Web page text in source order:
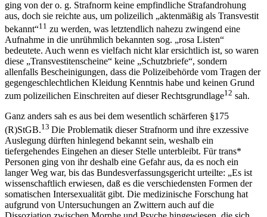
ging von der o. g. Strafnorm keine empfindliche Strafandrohung
aus, doch sie reichte aus, um polizeilich „aktenmäßig als Transvestit
bekannt“11 zu werden, was letztendlich nahezu zwingend eine
Aufnahme in die unrühmlich bekannten sog. „rosa Listen“
bedeutete. Auch wenn es vielfach nicht klar ersichtlich ist, so waren
diese „Transvestitenscheine“ keine „Schutzbriefe“, sondern
allenfalls Bescheinigungen, dass die Polizeibehörde vom Tragen der
gegengeschlechtlichen Kleidung Kenntnis habe und keinen Grund
zum polizeilichen Einschreiten auf dieser Rechtsgrundlage12 sah.
Ganz anders sah es aus bei dem wesentlich schärferen §175
(R)StGB.13 Die Problematik dieser Strafnorm und ihre exzessive
Auslegung dürften hinlegend bekannt sein, weshalb ein
tiefergehendes Eingehen an dieser Stelle unterbleibt. Für trans*
Personen ging von ihr deshalb eine Gefahr aus, da es noch ein
langer Weg war, bis das Bundesverfassungsgericht urteilte: „Es ist
wissenschaftlich erwiesen, daß es die verschiedensten Formen der
somatischen Intersexualität gibt. Die medizinische Forschung hat
aufgrund von Untersuchungen an Zwittern auch auf die